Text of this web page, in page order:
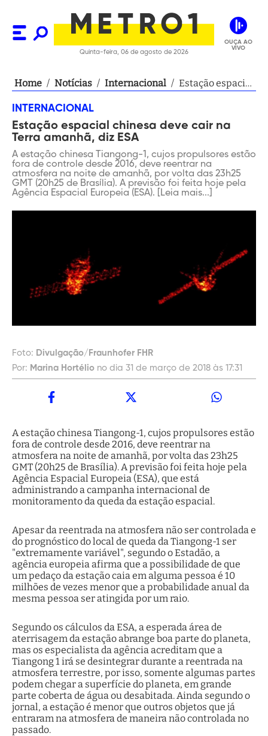
Quinta-feira, 06 de agosto de 2026
OUÇA AO
VIVO
Home / Notícias / Internacional / Estação espacial
amanhã, diz ESA
INTERNACIONAL
Estação espacial chinesa deve cair na
Terra amanhã, diz ESA
A estação chinesa Tiangong-1, cujos propulsores estão
fora de controle desde 2016, deve reentrar na
atmosfera na noite de amanhã, por volta das 23h25
GMT (20h25 de Brasília). A previsão foi feita hoje pela
Agência Espacial Europeia (ESA). [Leia mais...]
Foto: Divulgação/Fraunhofer FHR
Por: Marina Hortélio no dia 31 de março de 2018 às 17:31
A estação chinesa Tiangong-1, cujos propulsores estão
fora de controle desde 2016, deve reentrar na
atmosfera na noite de amanhã, por volta das 23h25
GMT (20h25 de Brasília). A previsão foi feita hoje pela
Agência Espacial Europeia (ESA), que está
administrando a campanha internacional de
monitoramento da queda da estação espacial.
Apesar da reentrada na atmosfera não ser controlada e
do prognóstico do local de queda da Tiangong-1 ser
"extremamente variável", segundo o Estadão, a
agência europeia afirma que a possibilidade de que
um pedaço da estação caia em alguma pessoa é 10
milhões de vezes menor que a probabilidade anual da
mesma pessoa ser atingida por um raio.
Segundo os cálculos da ESA, a esperada área de
aterrisagem da estação abrange boa parte do planeta,
mas os especialista da agência acreditam que a
Tiangong 1 irá se desintegrar durante a reentrada na
atmosfera terrestre, por isso, somente algumas partes
podem chegar a superfície do planeta, em grande
parte coberta de água ou desabitada. Ainda segundo o
jornal, a estação é menor que outros objetos que já
entraram na atmosfera de maneira não controlada no
passado.